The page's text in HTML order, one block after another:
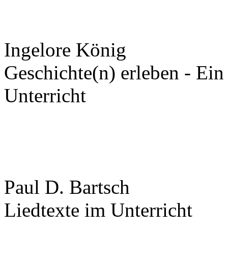
Ingelore König
Geschichte(n) erleben -
Unterricht
Paul D. Bartsch
Liedtexte im Unterricht